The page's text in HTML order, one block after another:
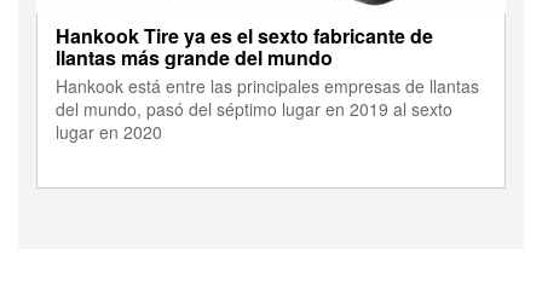
Hankook Tire ya es el sexto fabricante de
llantas más grande del mundo
Hankook está entre las principales empresas de llantas
del mundo, pasó del séptimo lugar en 2019 al sexto
lugar en 2020